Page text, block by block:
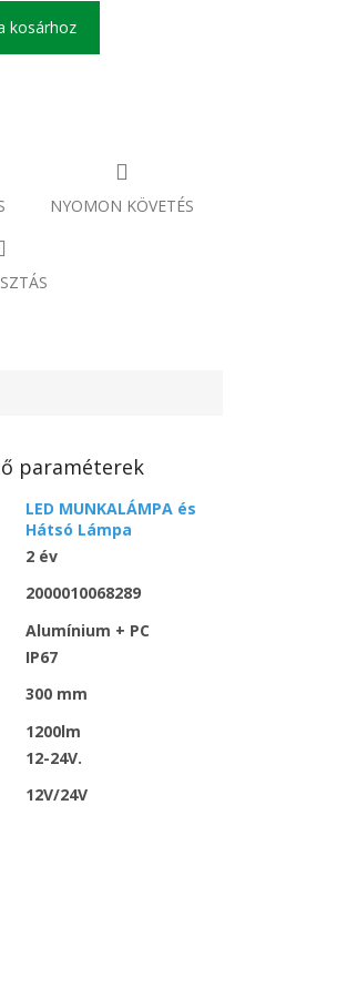
kosárhoz
NYOMON KÖVETÉS
paraméterek
LED MUNKALÁMPA és
Hátsó Lámpa
2 év
2000010068289
Alumínium + PC
IP67
300 mm
1200lm
12-24V.
12V/24V